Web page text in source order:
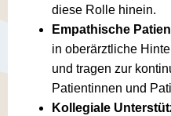
diese Rolle hinein.
Empathische
in oberärztliche
und tragen zur
Patientinnen und
Kollegiale